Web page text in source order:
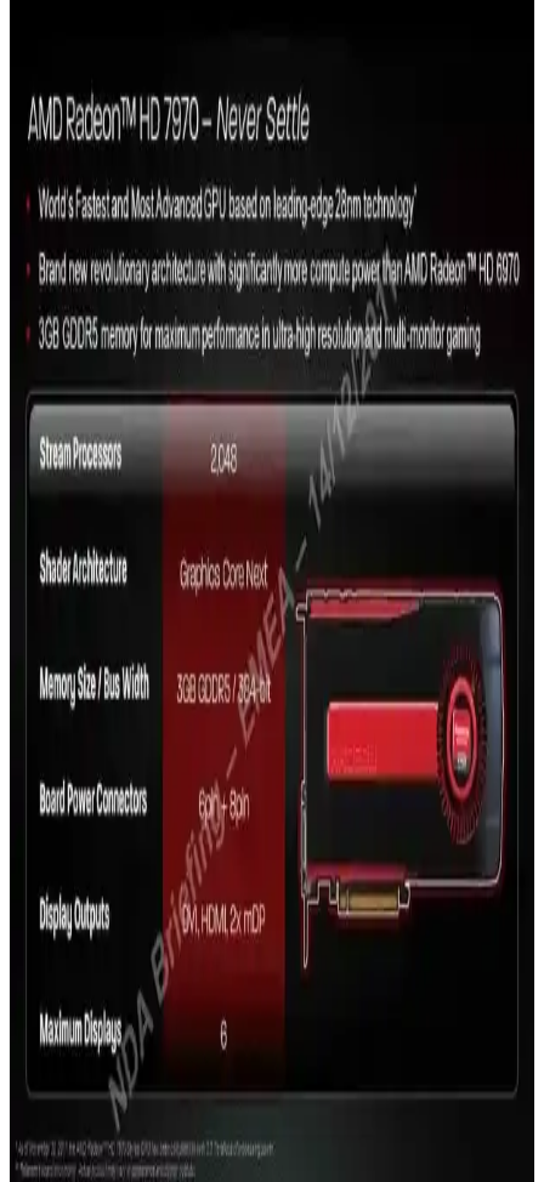
Noktası
2000 yılında AMD Athlon, 1 GHz hızını aşarak Intel'e karşı
işlemci dünyasında yeni bir çağ başladı.
AMD'nin RX 9070 XT Modeline Öncelik Vermesi ve
Üretim Stratejisi Değişiklikleri
AMD, üretim verimliliği ve pazar talepleri doğrultusunda RX 9070
XT modeline öncelik vererek RX 9070 üretimini azaltıyor. Bu
strateji, yüksek performans ve karlılık hedeflerine dayanıyor.
Intel ve AMD'nin CES 2024'te Tüketici Elektroniği
ve Yapay Zeka Stratejileri Karşılaştırması
CES 2024'te Intel, mobil işlemciler ve entegre grafik çözümleriyle
tüketici pazarına yönelirken, AMD yapay zeka ve veri merkezi
teknolojilerine odaklanarak kurumsal pazarda konumunu
AMD Ekran Kartı Güncelleme Rehberi: Adımlar ve
Dikkat Edilmesi Gerekenler
AMD ekran kartlarının performansını korumak için resmi
kaynaklardan sürücü güncellemelerini düzenli yapmak önemlidir.
Bu rehberde adımlar ve dikkat edilmesi gerekenler detaylı
MSI A320M Anakart Özellikleri ve Kullanım
Alanları Hakkında Detaylı Bilgi
MSI A320M anakart, AMD Ryzen işlemcilerle uyumlu, DDR4, M.2
SSD desteği ve çeşitli bağlantı seçenekleriyle giriş ve orta seviye
sistemler için ideal bir temel sağlar.
Güvenilir ve Popüler Ekran Kartı Markaları: Seçim
Rehberi ve En Güncel Modeller
Ekran kartları seçiminde güvenilir markalar ve performans kriterleri
hakkında detaylı bilgi, en güncel modeller ve alışveriş ipuçlarıyla
bilgisayarınızın grafik performansını yükseltin.
AMD'nin En Güçlü Ekran Kartları: Güncel
Performans ve Özellikler Analizi
AMD'nin en yeni ve güçlü ekran kartları yüksek VRAM ve gelişmiş